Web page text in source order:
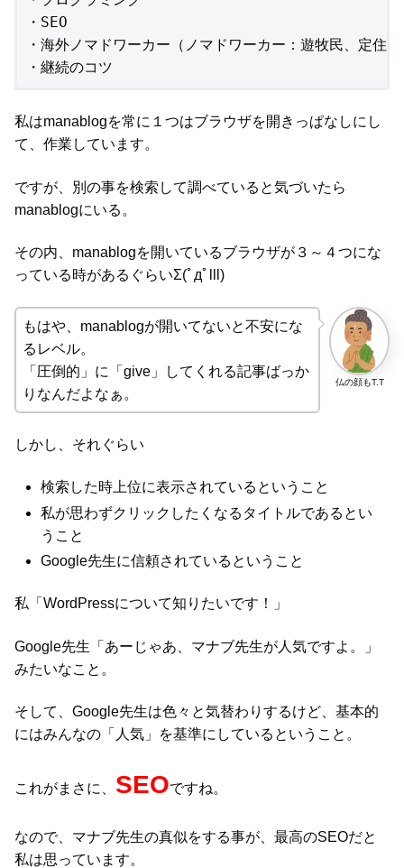
・SEO
・海外ノマドワーカー（ノマドワーカー：遊牧民、定住
・継続のコツ
私はmanablogを常に１つはブラウザを開きっぱなしにし
て、作業しています。
ですが、別の事を検索して調べていると気づいたら
manablogにいる。
その内、manablogを開いているブラウザが３～４つにな
っている時があるぐらいΣ(ﾟдﾟlll)
仏の顔もT.T
もはや、manablogが開いてないと不安にな
るレベル。
「圧倒的」に「give」してくれる記事ばっか
りなんだよなぁ。
しかし、それぐらい
検索した時上位に表示されているということ
私が思わずクリックしたくなるタイトルであるとい
うこと
Google先生に信頼されているということ
私「WordPressについて知りたいです！」
Google先生「あーじゃあ、マナブ先生が人気ですよ。」
みたいなこと。
そして、Google先生は色々と気替わりするけど、基本的
にはみんなの「人気」を基準にしているということ。
これがまさに、 SEOですね。
なので、マナブ先生の真似をする事が、最高のSEOだと
私は思っています。